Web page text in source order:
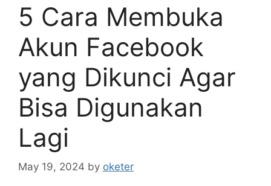
5 Cara Membuka
Akun Facebook
yang Dikunci Agar
Bisa Digunakan
Lagi
May 19, 2024 by oketer